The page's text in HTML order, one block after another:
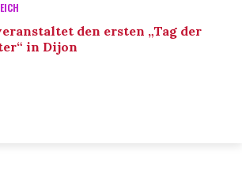
den ersten „Tag der
in Dijon